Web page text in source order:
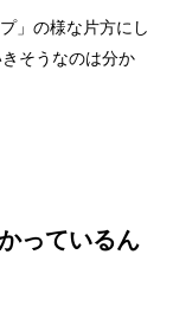
」の様な片方にし
そうなのは分か
っているん